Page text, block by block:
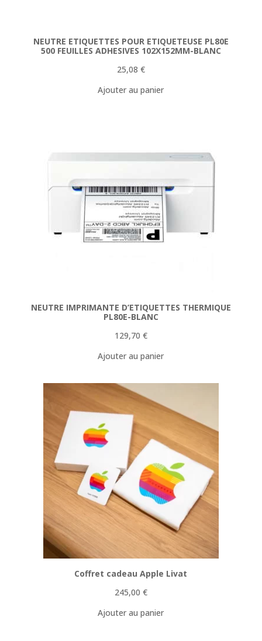
NEUTRE ETIQUETTES POUR ETIQUETEUSE PL80E
500 FEUILLES ADHESIVES 102X152MM-BLANC
25,08 €
Ajouter au panier
NEUTRE IMPRIMANTE D’ETIQUETTES THERMIQUE
PL80E-BLANC
129,70 €
Ajouter au panier
Coffret cadeau Apple Livat
245,00 €
Ajouter au panier